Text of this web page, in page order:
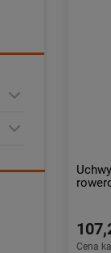
Cena